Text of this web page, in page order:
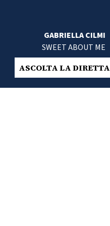
GABRIELLA CILMI
SWEET ABOUT ME
ASCOLTA LA DIRETTA